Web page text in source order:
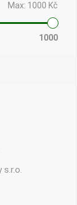
Max: 1000 Kč
1000
s.r.o.